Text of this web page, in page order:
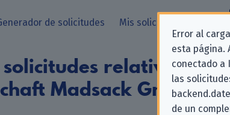
Error al
esta página.
conectado a
las
de un
de solicitudes Mis solicitudes
relativas a la
Madsack GmbH &